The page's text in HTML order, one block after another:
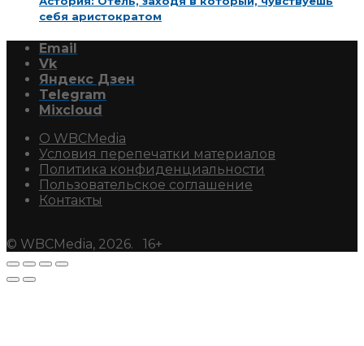
себя аристократом
Email
Vk
Яндекс Дзен
Telegram
Mixcloud
О WBCMedia
Условия перепечатки материалов
Политика конфиденциальности
Пользовательское соглашение
Контакты
© WBCMedia, 2026. 16+